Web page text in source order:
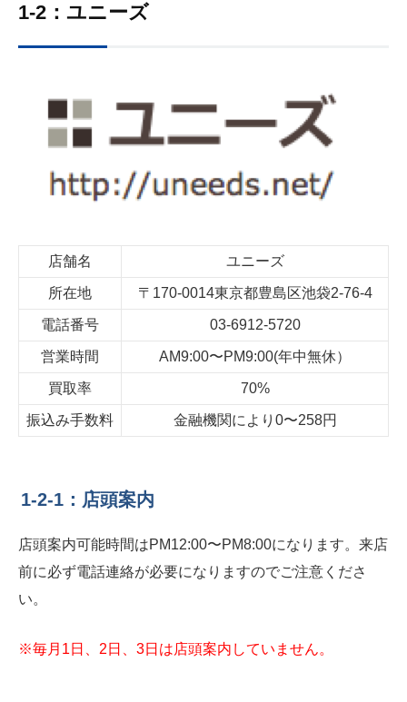
1-2：ユニーズ
店舗名 ユニーズ
所在地 〒 170-0014東京都豊島区池袋2-76-4
電話番号 03-6912-5720
営業時間 AM9:00〜PM9:00(年中無休）
買取率 70%
振込み手数料 金融機関により 0〜258円
1-2-1：店頭案内
店頭案内可能時間はPM12:00〜PM8:00になります。来店
前に必ず電話連絡が必要になりますのでご注意くださ
い。
※毎月1日、2日、3日は店頭案内していません。